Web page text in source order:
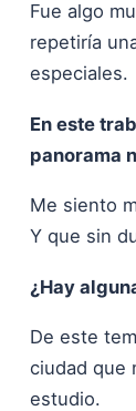
Fue algo
repetiría
especiales.
En este
panorama
Me siento
Y que sin
¿Hay
De este
ciudad que
estudio.